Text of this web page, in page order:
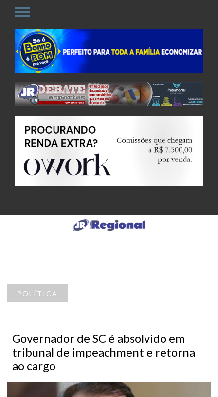
POLÍTICA
Governador de SC é absolvido em
tribunal de impeachment e retorna
ao cargo